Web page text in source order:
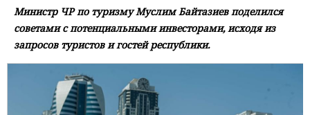
Министр ЧР по туризму Муслим Байтазиев поделился
советами с потенциальными инвесторами, исходя из
запросов туристов и гостей республики.